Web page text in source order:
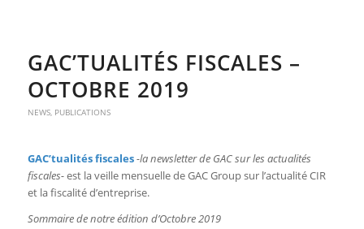
GAC’TUALITÉS FISCALES –
OCTOBRE 2019
NEWS, PUBLICATIONS
GAC’tualités fiscales-la newsletter de GAC sur les actualités
fiscales-est la veille mensuelle de GAC Group sur l’actualité CIR
et la fiscalité d’entreprise.
Sommaire de notre édition d’Octobre 2019